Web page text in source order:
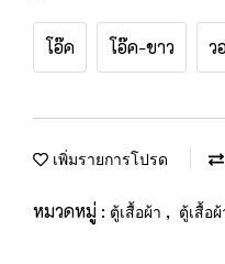
โอ๊ค โอ๊ค-ขาว ว
เพิ่มรายการโปรด
หมวดหมู่ : ตู้เสื้อผ้า , ตู้เสื้อ